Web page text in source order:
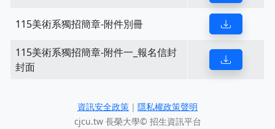
115美術系獨招簡章-附件別冊
115美術系獨招簡章-附件一_報名信封
封面
資訊安全政策 ｜ 隱私權政策聲明
cjcu.tw 長榮大學© 招生資訊平台